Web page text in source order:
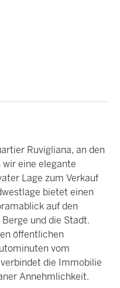
Ruvigliana, an den
wir eine elegante
Lage zum Verkauf
bietet einen
auf den
und die Stadt.
öffentlichen
vom
die Immobilie
Annehmlichkeit.